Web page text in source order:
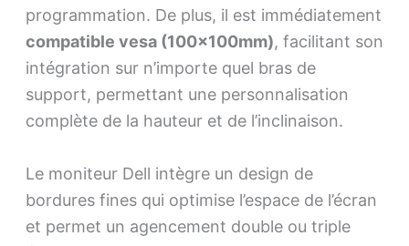
programmation. De plus, il est immédiatement
compatible vesa (100x100mm), facilitant son
intégration sur n’importe quel bras de
support, permettant une personnalisation
complète de la hauteur et de l’inclinaison.
Le moniteur Dell intègre un design de
bordures fines qui optimise l’espace de l’écran
et permet un agencement double ou triple